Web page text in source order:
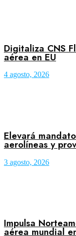
Digitaliza CNS
aérea en EU
4 agosto, 2026
Elevará
aerolíneas y
3 agosto, 2026
Impulsa
aérea mundial